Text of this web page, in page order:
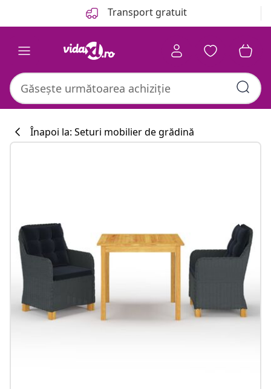
Transport gratuit
Înapoi la: Seturi mobilier de grădină